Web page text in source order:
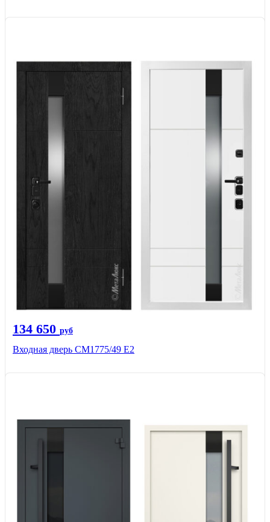
134 650 руб
Входная дверь СМ1775/49 Е2